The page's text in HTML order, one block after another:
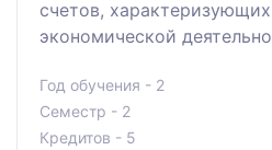
счетов,
экономической
Год обучения - 2
Семестр - 2
Кредитов - 5